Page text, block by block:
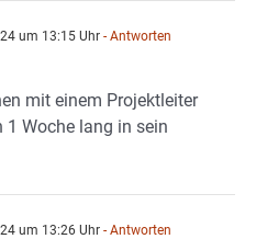
um 13:15 Uhr - Antworten
mit einem Projektleiter
1 Woche lang in sein
um 13:26 Uhr - Antworten